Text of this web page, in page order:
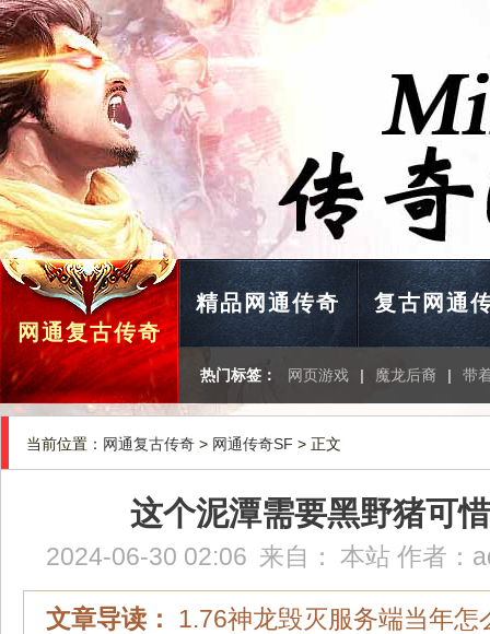
网通复古传奇
精品网通传奇 复古网通
热门标签： 网页游戏 | 魔龙后裔 | 带
当前位置： 网通复古传奇 > 网通传奇SF > 正文
这个泥潭需要黑野猪可
2024-06-30 02:06 来自： 本站 作者：
文章导读：
1.76神龙毁灭服务端当年怎